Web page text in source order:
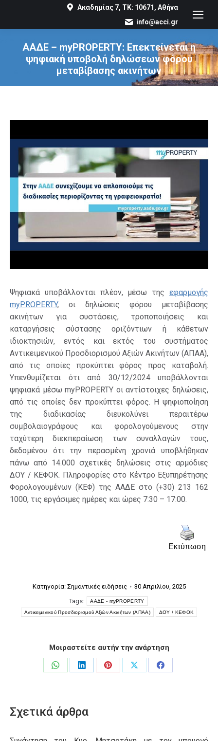
Ακαδημίας 7, ΤΚ: 10671, Αθήνα
info@acci.gr
ΑΑΔΕ – myPROPERTY: Επεκτείνεται η
ψηφιακή υποβολή δηλώσεων φόρου
μεταβίβασης ακινήτων
You are here:
Ψηφιακά υποβάλλονται πλέον, μέσω της εφαρμογής
myPROPERTY, οι δηλώσεις φόρου μεταβίβασης
ακινήτων για συστάσεις, τροποποιήσεις και
καταργήσεις σύστασης οριζόντιων ή κάθετων
ιδιοκτησιών, εντός και εκτός του συστήματος
Αντικειμενικού Προσδιορισμού Αξιών Ακινήτων (ΑΠΑΑ),
από τις οποίες προκύπτει φόρος προς καταβολή.
Υπενθυμίζεται ότι από 30/12/2024 υποβάλλονται
ψηφιακά μέσω myPROPERTY οι αντίστοιχες δηλώσεις,
από τις οποίες δεν προκύπτει φόρος. Η ψηφιοποίηση
της διαδικασίας διευκολύνει περαιτέρω
συμβολαιογράφους και φορολογούμενους στην
ταχύτερη διεκπεραίωση των συναλλαγών τους,
δεδομένου ότι την περασμένη χρονιά υποβλήθηκαν
πάνω από 14.000 σχετικές δηλώσεις στις αρμόδιες
ΔΟΥ / ΚΕΦΟΚ. Πληροφορίες στο Κέντρο Εξυπηρέτησης
Φορολογουμένων (ΚΕΦ) της ΑΑΔΕ στο (+30) 213 162
1000, τις εργάσιμες ημέρες και ώρες 7:30 – 17:00.
Εκτύπωση
Κατηγορία: Σημαντικές ειδήσεις
30 Απριλίου, 2025
Tags:
ΑΑΔΕ - myPROPERTY
Αντικειμενικού Προσδιορισμού Αξιών Ακινήτων (ΑΠΑΑ) ΔΟΥ / ΚΕΦΟΚ
Μοιραστείτε αυτήν την ανάρτηση
Share
Share
Share
Share
Share
Σχετικά άρθρα